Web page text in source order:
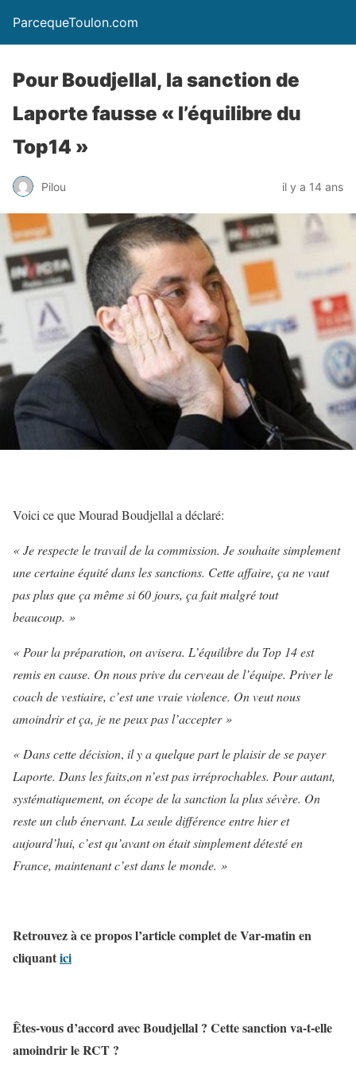
ParcequeToulon.com
Pour Boudjellal, la sanction de
Laporte fausse « l’équilibre du
Top14 »
Pilou il y a 14 ans
Voici ce que Mourad Boudjellal a déclaré:
« Je respecte le travail de la commission. Je souhaite simplement
une certaine équité dans les sanctions. Cette affaire, ça ne vaut
pas plus que ça même si 60 jours, ça fait malgré tout
beaucoup. »
« Pour la préparation, on avisera. L’équilibre du Top 14 est
remis en cause. On nous prive du cerveau de l’équipe. Priver le
coach de vestiaire, c’est une vraie violence. On veut nous
amoindrir et ça, je ne peux pas l’accepter »
« Dans cette décision, il y a quelque part le plaisir de se payer
Laporte. Dans les faits,on n’est pas irréprochables. Pour autant,
systématiquement, on écope de la sanction la plus sévère. On
reste un club énervant. La seule différence entre hier et
aujourd’hui, c’est qu’avant on était simplement détesté en
France, maintenant c’est dans le monde. »
Retrouvez à ce propos l’article complet de Var-matin en
cliquantici
Êtes-vous d’accord avec Boudjellal ? Cette sanction va-t-elle
amoindrir le RCT ?